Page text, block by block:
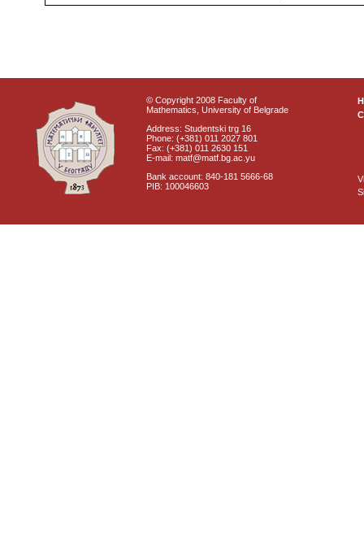
© Copyright 2008 Faculty of
Mathematics, University of Belgrade
Address: Studentski trg 16
Phone: (+381) 011 2027 801
Fax: (+381) 011 2630 151
E-mail: matf@matf.bg.ac.yu
Bank account: 840-181 5666-68
PIB: 100046603